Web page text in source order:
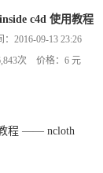
c4d 使用教程
：2016-09-13 23:26
次 价格：6 元